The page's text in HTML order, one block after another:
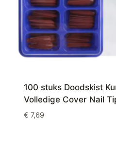
100 stuks Doodskist
Volledige Cover Nail
€ 7,69